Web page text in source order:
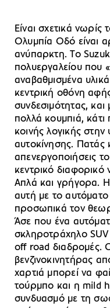
Είναι σχετικά
Ολυμπία Οδό είναι
ανύπαρκτη. Το
πολυεργαλείου που
αναβαθμισμένα
κεντρική οθόνη
συνδεσιμότητας,
πολλά κουμπιά, κάτι
κοινής λογικής
αυτοκίνησης. Πατάς
απενεργοποιήσεις
κεντρικό διαφορικό
Απλά και γρήγορα. Η
αυτή με το
προσωπικά τον
Άσε που ένα
σκληροτράχηλο SUV
off road διαδρομές.
βενζινοκινητήρας
χαρτιά μπορεί να
τούρμπο και η mild
συνδυασμό με τη